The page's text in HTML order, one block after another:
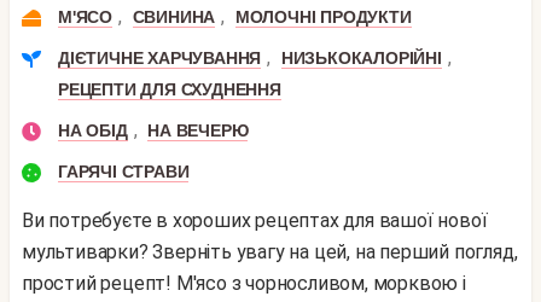
М'ЯСО , СВИНИНА , МОЛОЧНІ ПРОДУКТИ
ДІЄТИЧНЕ ХАРЧУВАННЯ , НИЗЬКОКАЛОРІЙНІ ,
РЕЦЕПТИ ДЛЯ СХУДНЕННЯ
НА ОБІД , НА ВЕЧЕРЮ
ГАРЯЧІ СТРАВИ
Ви потребуєте в хороших рецептах для вашої нової
мультиварки? Зверніть увагу на цей, на перший погляд,
простий рецепт! М'ясо з чорносливом, морквою і